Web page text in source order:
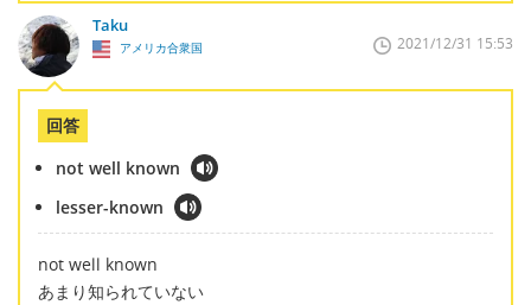
Taku
アメリカ合衆国 2021/12/31 15:53
回答
not well known
lesser-known
not well known
あまり知られていない